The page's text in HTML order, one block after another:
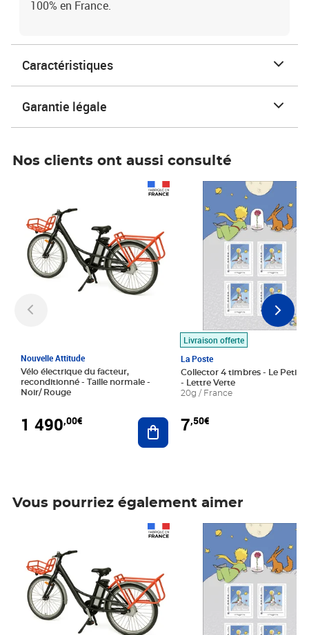
100% en France.
Caractéristiques
Garantie légale
Nos clients ont aussi consulté
Nouvelle Attitude
Vélo électrique du facteur,
reconditionné - Taille normale -
Noir/ Rouge
1 490,00€ Ajouter au panier
Livraison offerte
La Poste
Collector 4 timbres - Le Petit
- Lettre Verte
20g / France
7,50€
Prix 7,50€
Vous pourriez également aimer
Prix 7,50€